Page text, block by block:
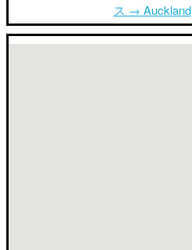
ス → Auckland